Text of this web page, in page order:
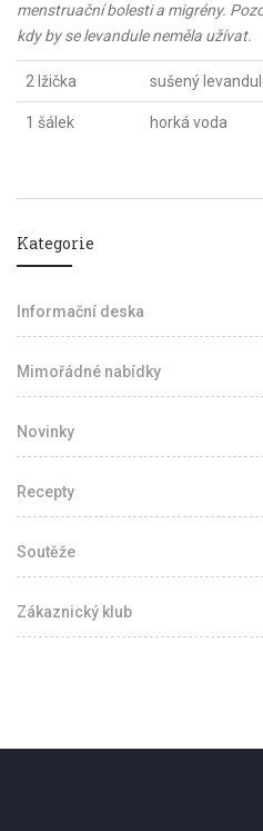
menstruační bolesti a migrény.
kdy by se levandule neměla užívat.
2 lžička sušený
1 šálek horká voda
Kategorie
Informační deska
Mimořádné nabídky
Novinky
Recepty
Soutěže
Zákaznický klub